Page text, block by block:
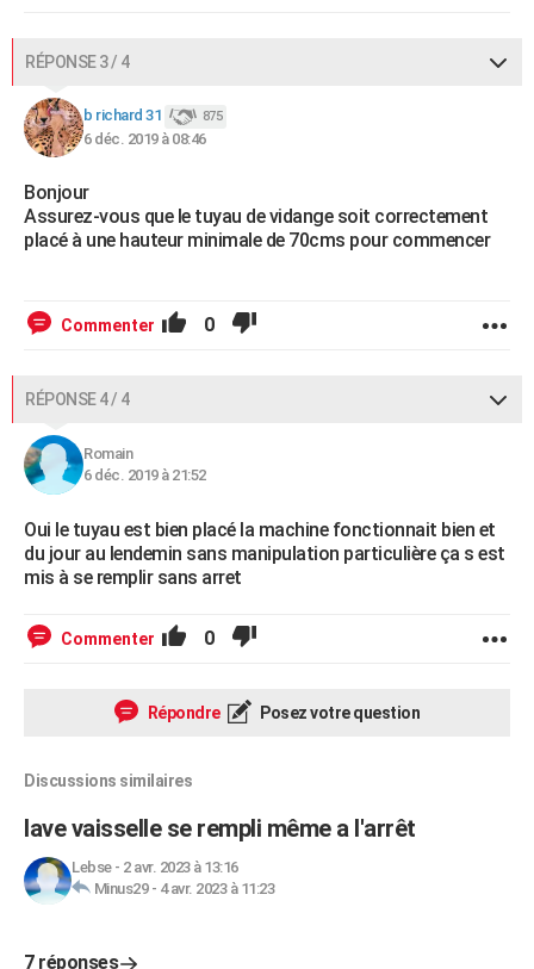
RÉPONSE 3 / 4
b richard 31 875
6 déc. 2019 à 08:46
Bonjour
Assurez-vous que le tuyau de vidange soit correctement
placé à une hauteur minimale de 70cms pour commencer
Commenter 0
RÉPONSE 4 / 4
Romain
6 déc. 2019 à 21:52
Oui le tuyau est bien placé la machine fonctionnait bien et
du jour au lendemin sans manipulation particulière ça s est
mis à se remplir sans arret
Commenter 0
Répondre Posez votre question
Discussions similaires
lave vaisselle se rempli même a l'arrêt
Lebse- 2 avr. 2023 à 13:16
Minus29- 4 avr. 2023 à 11:23
7 réponses